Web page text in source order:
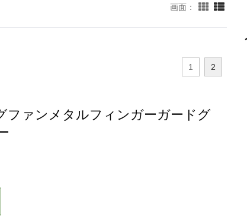
画面：
1 2
ファンメタルフィンガーガードグ